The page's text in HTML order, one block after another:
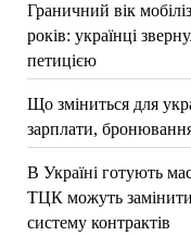
Граничний вік
років: українці
петицією
Що зміниться для
зарплати,
В Україні готують
ТЦК можуть замінити
систему контрактів